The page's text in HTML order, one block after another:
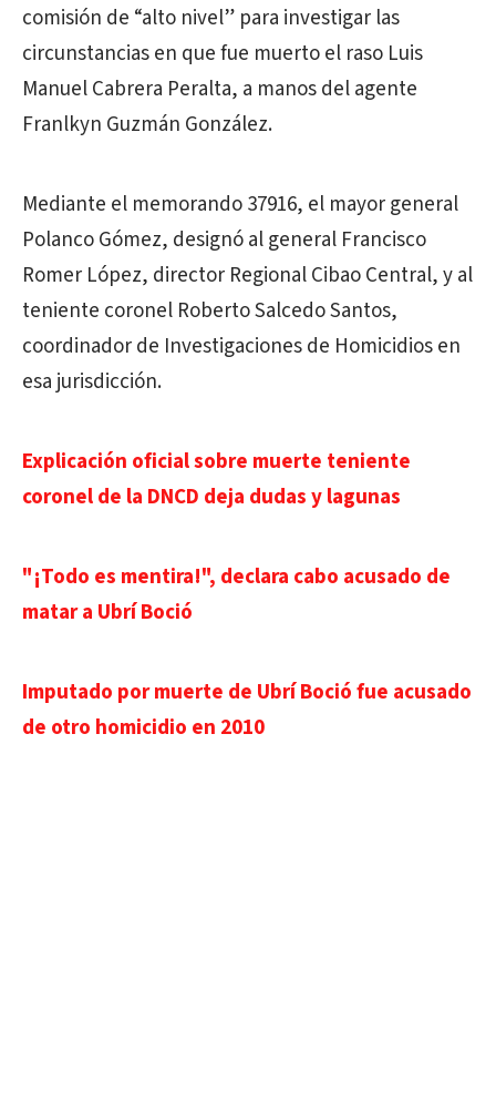
comisión de “alto nivel” para investigar las
circunstancias en que fue muerto el raso Luis
Manuel Cabrera Peralta, a manos del agente
Franlkyn Guzmán González.
Mediante el memorando 37916, el mayor general
Polanco Gómez, designó al general Francisco
Romer López, director Regional Cibao Central, y al
teniente coronel Roberto Salcedo Santos,
coordinador de Investigaciones de Homicidios en
esa jurisdicción.
Explicación oficial sobre muerte teniente
coronel de la DNCD deja dudas y lagunas
"¡Todo es mentira!", declara cabo acusado de
matar a Ubrí Boció
Imputado por muerte de Ubrí Boció fue acusado
de otro homicidio en 2010